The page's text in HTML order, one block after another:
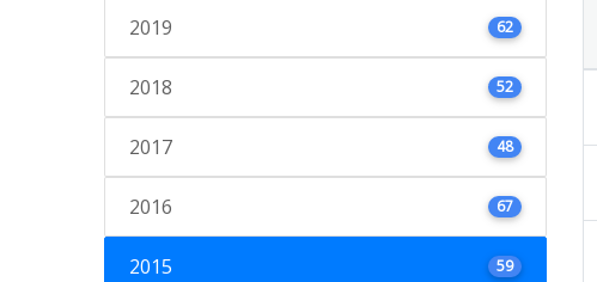
2019 62
2018 52
2017 48
2016 67
2015 59